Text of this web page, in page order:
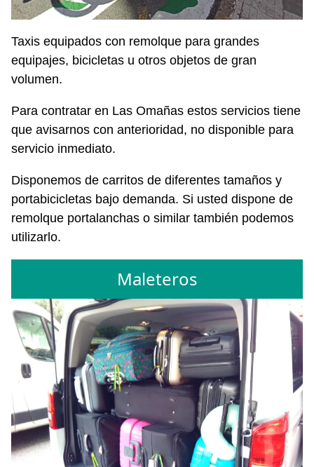
Taxis equipados con remolque para grandes
equipajes, bicicletas u otros objetos de gran
volumen.
Para contratar en Las Omañas estos servicios tiene
que avisarnos con anterioridad, no disponible para
servicio inmediato.
Disponemos de carritos de diferentes tamaños y
portabicicletas bajo demanda. Si usted dispone de
remolque portalanchas o similar también podemos
utilizarlo.
Maleteros